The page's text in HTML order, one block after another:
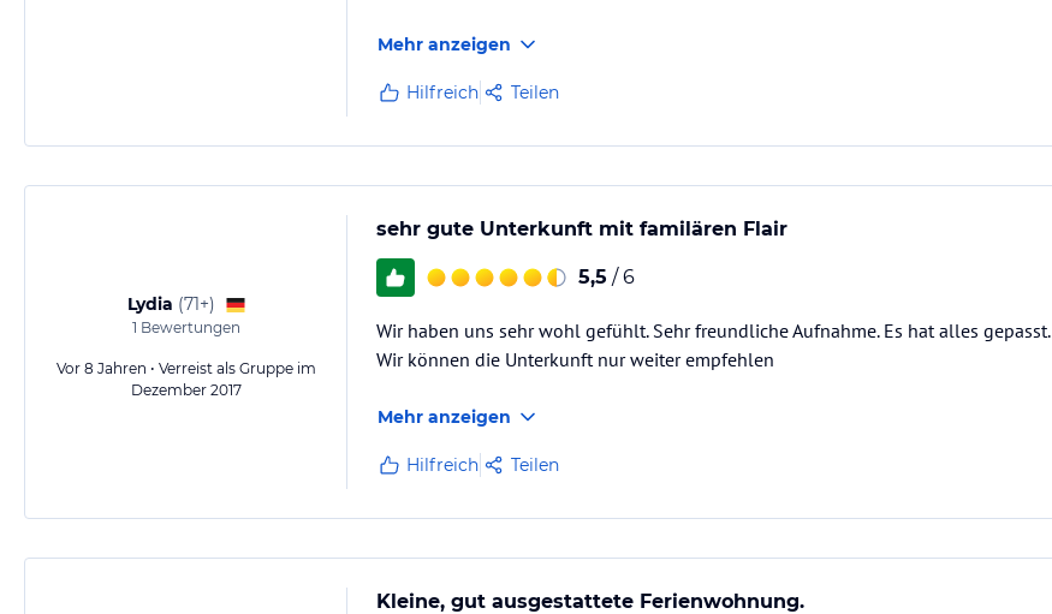
Mehr anzeigen
Hilfreich Teilen
Lydia (71+)
1 Bewertungen
Vor 8 Jahren • Verreist als Gruppe im
Dezember 2017
sehr gute Unterkunft mit familären Flair
5,5 / 6
Wir haben uns sehr wohl gefühlt. Sehr freundliche Aufnahme. Es hat alles gepasst.
Wir können die Unterkunft nur weiter empfehlen
Mehr anzeigen
Hilfreich Teilen
Kleine, gut ausgestattete Ferienwohnung.